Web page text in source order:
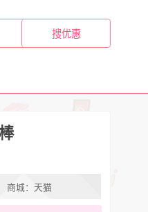
商城：天猫